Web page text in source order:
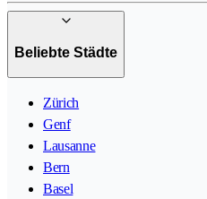
Beliebte Städte
Zürich
Genf
Lausanne
Bern
Basel